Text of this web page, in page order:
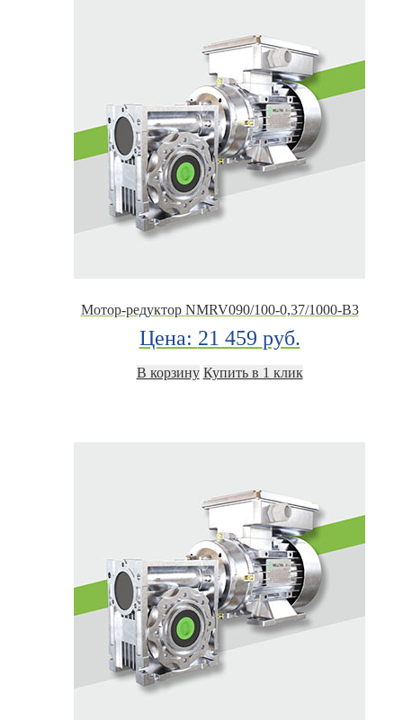
Мотор-редуктор NMRV090/100-0,37/1000-B3
Цена: 21 459 руб.
В корзину Купить в 1 клик